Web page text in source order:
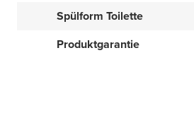
Spülform Toilette
Produktgarantie